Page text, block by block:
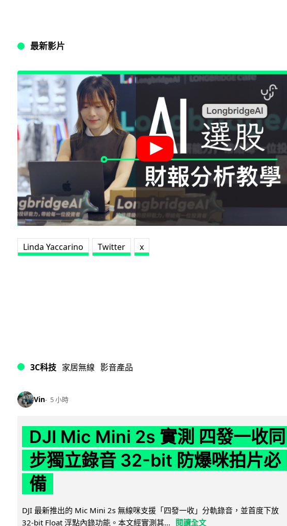
最新影片
Linda Yaccarino Twitter x
3C科技 家居無線 影音產品
Vin 5 小時
DJI Mic Mini 2s 實測 四發一收同
步獨立錄音 32-bit 防爆咪拍片必
備
DJI 最新推出的 Mic Mini 2s 無線咪支援「四發一收」分軌錄音，並首度下放
32-bit Float 浮點內錄功能。本文經實測其... 閱讀全文